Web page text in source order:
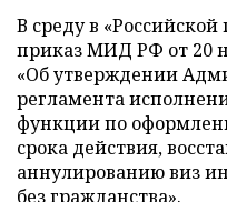
В среду в
приказ МИД РФ от 20
«Об утверждении
регламента
функции по
срока действия,
аннулированию виз
без гражданства».